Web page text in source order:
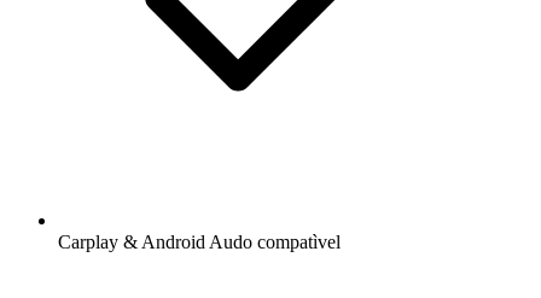
Carplay & Android Audo compatìvel